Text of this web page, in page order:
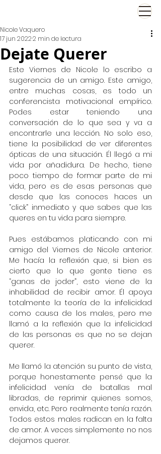
Dejate Querer
Nicole Vaquero
17 jun 20222 min de lectura
Este Viernes de Nicole lo escribo a
sugerencia de un amigo. Este amigo,
entre muchas cosas, es todo un
conferencista motivacional empírico.
Podes estar teniendo una
conversación de lo que sea y va a
encontrarle una lección. No solo eso,
tiene la posibilidad de ver diferentes
ópticas de una situación. Él llegó a mi
vida por añadidura. De hecho, tiene
poco tiempo de formar parte de mi
vida, pero es de esas personas que
desde que las conoces haces un
“click” inmediato y que sabes que las
queres en tu vida para siempre.
Pues estábamos platicando con mi
amigo del Viernes de Nicole anterior.
Me hacía la reflexión que, si bien es
cierto que lo que gente tiene es
“ganas de joder”, esto viene de la
inhabilidad de recibir amor. Él apoya
totalmente la teoría de la infelicidad
como causa de los males, pero me
llamó a la reflexión que la infelicidad
de las personas es que no se dejan
querer.
Me llamó la atención su punto de vista,
porque honestamente pensé que la
infelicidad venía de batallas mal
libradas, de reprimir quienes somos,
envida, etc. Pero realmente tenía razón.
Todos estos males radican en la falta
de amor. A veces simplemente no nos
dejamos querer.